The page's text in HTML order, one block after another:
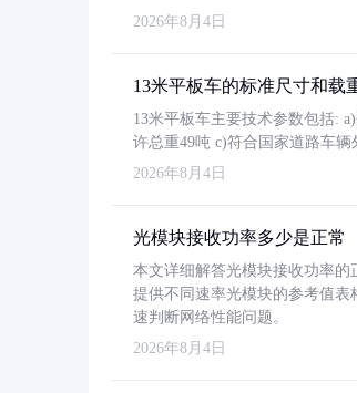
2026年8月4日
13米平板车的标准尺寸和载
13米平板车主要技术参数包括:
许总重49吨 c)符合国家道路车
2026年8月4日
光模块接收功率多少是正常
本文详细解答光模块接收功率的
提供不同速率光模块的参考值
速判断网络性能问题。
2026年8月4日